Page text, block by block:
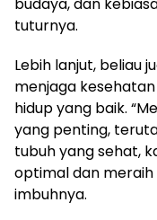
tuturnya.
Lebih lanjut, beliau
menjaga
hidup yang baik.
yang penting,
tubuh yang sehat,
optimal dan meraih
imbuhnya.